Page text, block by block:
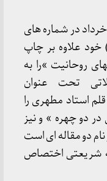
مجله فرهنگی، سیاسی، تاریخی ۱۵ خرداد در شماره های
زمستان) خود علاوه بر چاپ
روحانیت »را به
تحت عنوان
استاد مطهری را
دو چهره » و نیز
دو مقاله ای است
شریعتی اختصاص